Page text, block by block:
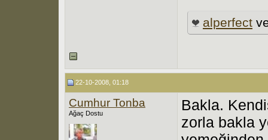
alperfect
22-10-2008, 01:18
Cumhur Tonba
Ağaç Dostu
Bakla.
zorla bakla